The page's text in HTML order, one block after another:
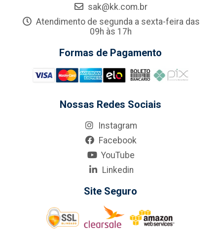
sak@kk.com.br
Atendimento de segunda a sexta-feira das
09h às 17h
Formas de Pagamento
Nossas Redes Sociais
Instagram
Facebook
YouTube
Linkedin
Site Seguro